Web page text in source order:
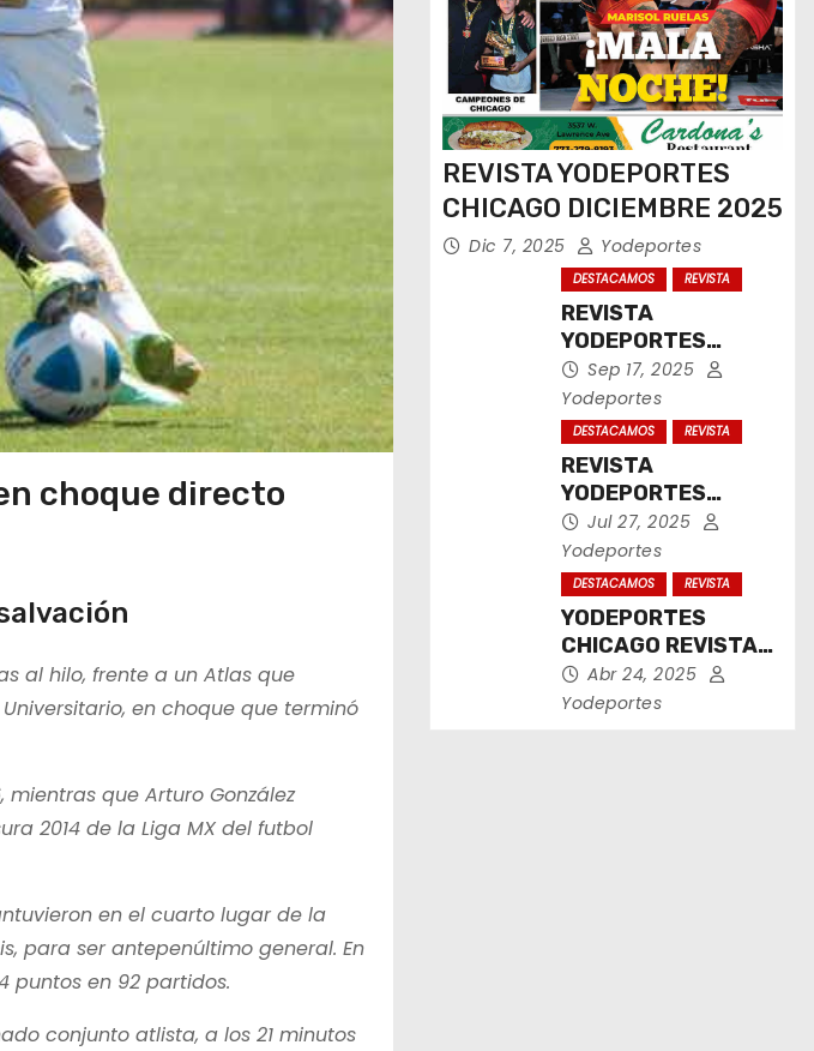
choque directo
al hilo, frente a un Atlas que
en choque que terminó
que Arturo González
2014 de la Liga MX del futbol
en el cuarto lugar de la
para ser antepenúltimo general. En
puntos en 92 partidos.
conjunto atlista, a los 21 minutos
REVISTA YODEPORTES
CHICAGO DICIEMBRE 2025
Dic 7, 2025 Yodeportes
DESTACAMOS REVISTA
REVISTA
YODEPORTES
CHICAGO
SEPTIEMBRE 2025
Sep 17, 2025
Yodeportes
DESTACAMOS REVISTA
REVISTA
YODEPORTES
CHICAGO JULIO
2025
Jul 27, 2025
Yodeportes
DESTACAMOS REVISTA
YODEPORTES
CHICAGO REVISTA
IMPRESA ABRIL
2025
Abr 24, 2025
Yodeportes